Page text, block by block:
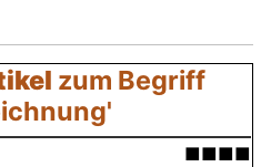
zum Begriff
■■■■